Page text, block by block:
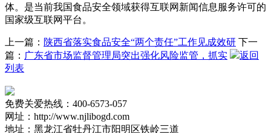
体。是当前我国食品安全领域获得互联网新闻信息服务许可的
国家级互联网平台。
上一篇： 陕西省落实食品安全“两个责任”工作见成效研 下一
篇： 广东省市场监督管理局突出强化风险监管，抓实
返回
列表
免费关爱热线：400-6573-057
网址：http://www.njlibogd.com
地址：黑龙江省牡丹江市阳明区铁岭三道